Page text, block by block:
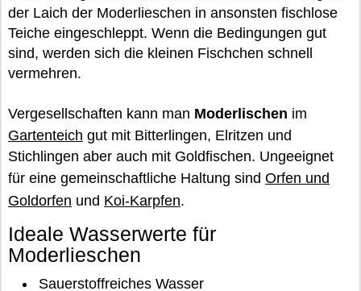
der Laich der Moderlieschen in ansonsten fischlose
Teiche eingeschleppt. Wenn die Bedingungen gut
sind, werden sich die kleinen Fischchen schnell
vermehren.
Vergesellschaften kann man Moderlischen im
Gartenteich gut mit Bitterlingen, Elritzen und
Stichlingen aber auch mit Goldfischen. Ungeeignet
für eine gemeinschaftliche Haltung sind Orfen und
Goldorfen und Koi-Karpfen.
Ideale Wasserwerte für
Moderlieschen
Sauerstoffreiches Wasser